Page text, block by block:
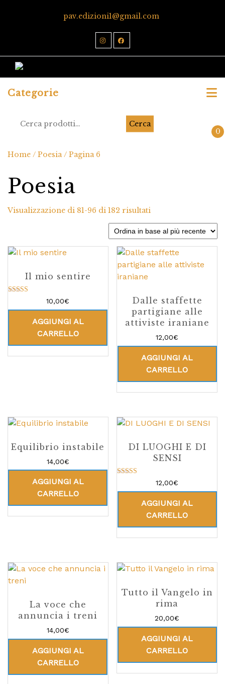
pav.edizioni1@gmail.com
Categorie
Cerca
0
Home / Poesia/ Pagina 6
Poesia
Visualizzazione di 81-96 di 182 risultati
Il mio sentire
su 5
10,00€
AGGIUNGI AL
CARRELLO
Dalle staffette
partigiane alle
attiviste iraniane
12,00€
AGGIUNGI AL
CARRELLO
Equilibrio instabile
14,00€
AGGIUNGI AL
CARRELLO
DI LUOGHI E DI
SENSI
su 5
12,00€
AGGIUNGI AL
CARRELLO
La voce che
annuncia i treni
14,00€
AGGIUNGI AL
CARRELLO
Tutto il Vangelo in
rima
20,00€
AGGIUNGI AL
CARRELLO